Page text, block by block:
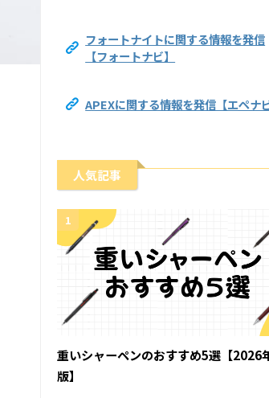
フォートナイトに関する情報を発信
【フォートナビ】
APEXに関する情報を発信【エペナビ
人気記事
1
重いシャーペンのおすすめ5選【2026
版】